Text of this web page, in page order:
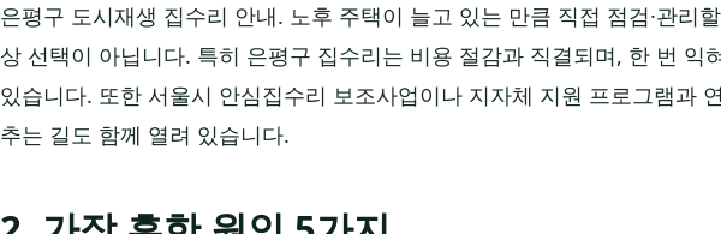
은평구 도시재생 집수리 안내. 노후 주택이 늘고 있는 만큼 직접 점검·관리
상 선택이 아닙니다. 특히 은평구 집수리는 비용 절감과 직결되며, 한 번 익
있습니다. 또한 서울시 안심집수리 보조사업이나 지자체 지원 프로그램과
추는 길도 함께 열려 있습니다.